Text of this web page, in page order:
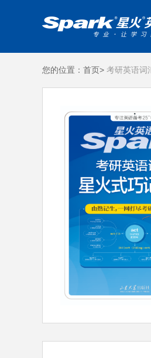
您的位置： 首页> 考研英语词